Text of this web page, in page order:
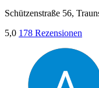
Schützenstraße 56,
5,0 178 Rezensionen